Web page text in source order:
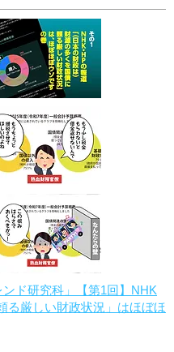
ド研究科」【第1回】NHK
る厳しい財政状況」はほぼほ